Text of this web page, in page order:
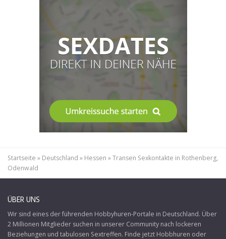
Startseite » Deutschland » Hessen »Transen Sexkontakte in Rothenberg,
Odenwald
ÜBER UNS
Wir sind eines der führenden Hobbyhuren-Portale in Deutschland. Über
2 Millionen Mitglieder suchen in unserer Community nach lockeren
Beziehungen und tabulosen Sextreffen. Finde jetzt Hobbhuren oder